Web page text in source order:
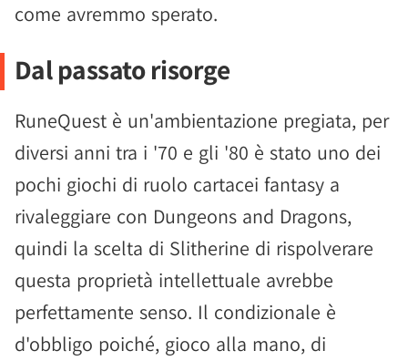
come avremmo sperato.
Dal passato risorge
RuneQuest è un'ambientazione pregiata, per
diversi anni tra i '70 e gli '80 è stato uno dei
pochi giochi di ruolo cartacei fantasy a
rivaleggiare con Dungeons and Dragons,
quindi la scelta di Slitherine di rispolverare
questa proprietà intellettuale avrebbe
perfettamente senso. Il condizionale è
d'obbligo poiché, gioco alla mano, di